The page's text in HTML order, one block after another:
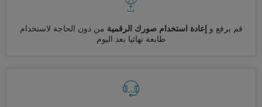
قم برفع و إعادة استخدام صورك الرقمية من دون الحاجة لاستخدام
طابعة نهائيا بعد اليوم